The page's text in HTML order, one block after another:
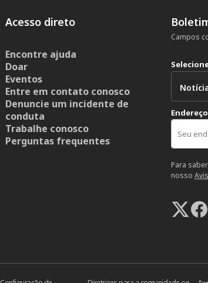
Acesso direto
Encontre ajuda
Doar
Eventos
Entre em contato conosco
Denuncie um incidente de
conduta
Trabalhe conosco
Perguntas frequentes
Campos
Para
nosso